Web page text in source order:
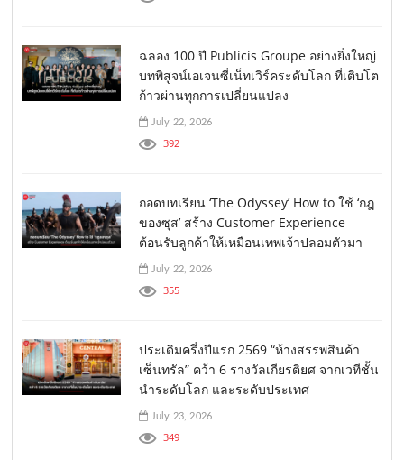
ฉลอง 100 ปี Publicis Groupe อย่างยิ่งใหญ่
บทพิสูจน์เอเจนซี่เน็ทเวิร์คระดับโลก ที่เติบโต
ก้าวผ่านทุกการเปลี่ยนแปลง
July 22, 2026
392
ถอดบทเรียน ‘The Odyssey’ How to ใช้ ‘กฎ
ของซุส’ สร้าง Customer Experience
ต้อนรับลูกค้าให้เหมือนเทพเจ้าปลอมตัวมา
July 22, 2026
355
ประเดิมครึ่งปีแรก 2569 “ห้างสรรพสินค้า
เซ็นทรัล” คว้า 6 รางวัลเกียรติยศ จากเวทีชั้น
นำระดับโลก และระดับประเทศ
July 23, 2026
349